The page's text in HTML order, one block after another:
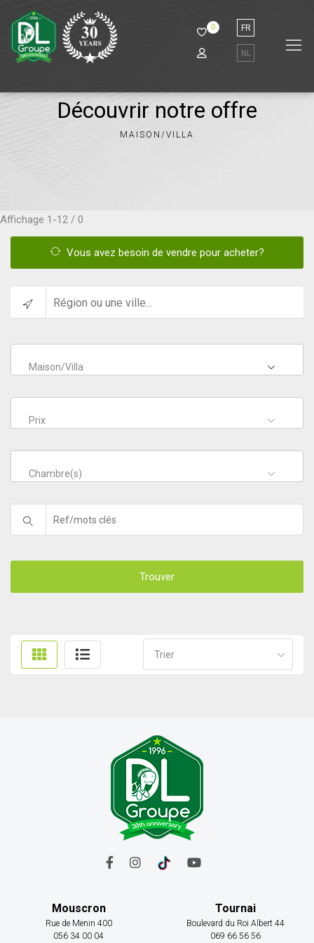
0 FR
NL
Découvrir notre offre
MAISON/VILLA
Vous avez besoin de vendre pour acheter?
Maison/Villa
Prix
Chambre(s)
Trouver
Affichage 1-12 / 0
Trier
Mouscron
Rue de Menin 400
056 34 00 04
Tournai
Boulevard du Roi Albert 44
069 66 56 56